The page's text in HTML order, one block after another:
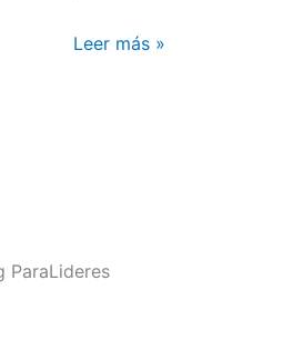
Leer más »